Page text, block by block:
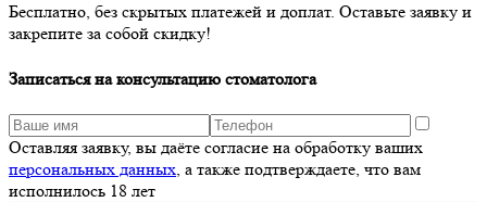
Бесплатно, без скрытых платежей и доплат. Оставьте заявку и
закрепите за собой скидку!
Записаться на консультацию стоматолога
Оставляя заявку, вы даёте согласие на обработку ваших
персональных данных, а также подтверждаете, что вам
исполнилось 18 лет